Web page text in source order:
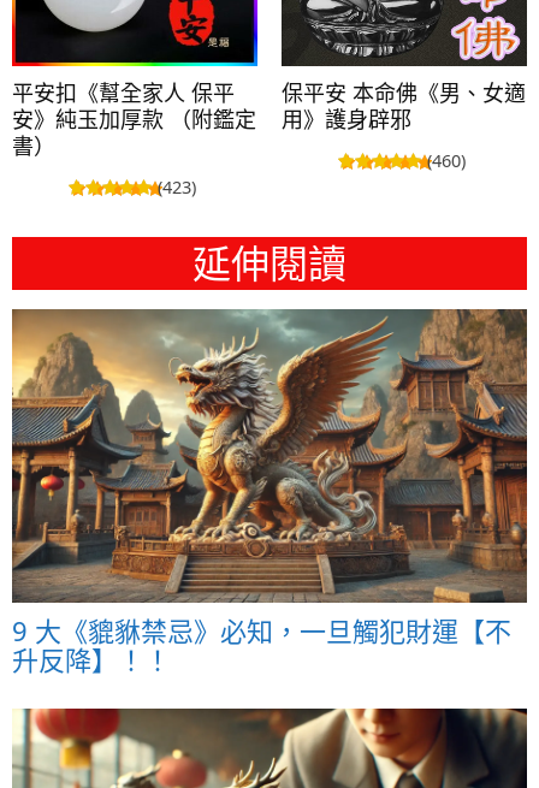
平安扣《幫全家人 保平
安》純玉加厚款 （附鑑定
書）
(423)
保平安 本命佛《男、女適
用》護身辟邪
(460)
延伸閱讀
9 大《貔貅禁忌》必知，一旦觸犯財運【不
升反降】！！